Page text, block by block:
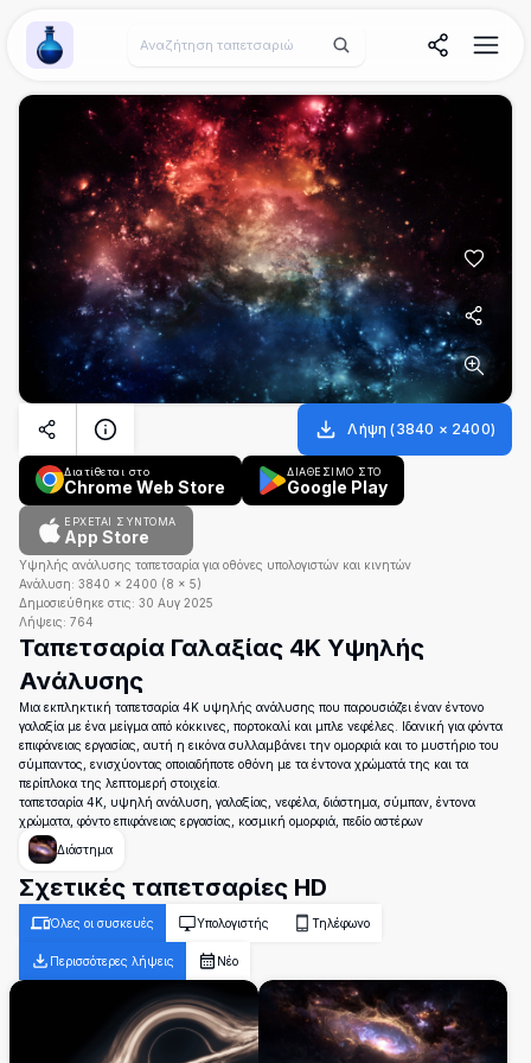
Wallpaper Alchemy
Λήψη (3840 × 2400)
Διατίθεται στο
Chrome Web Store
ΔΙΑΘΕΣΙΜΟ ΣΤΟ
Google Play
ΈΡΧΕΤΑΙ ΣΎΝΤΟΜΑ
App Store
Υψηλής ανάλυσης ταπετσαρία για οθόνες υπολογιστών και κινητών
Ανάλυση: 3840 × 2400 (8 × 5)
Δημοσιεύθηκε στις: 30 Αυγ 2025
Λήψεις: 764
Ταπετσαρία Γαλαξίας 4K Υψηλής
Ανάλυσης
Μια εκπληκτική ταπετσαρία 4K υψηλής ανάλυσης που παρουσιάζει έναν έντονο
γαλαξία με ένα μείγμα από κόκκινες, πορτοκαλί και μπλε νεφέλες. Ιδανική για φόντα
επιφάνειας εργασίας, αυτή η εικόνα συλλαμβάνει την ομορφιά και το μυστήριο του
σύμπαντος, ενισχύοντας οποιαδήποτε οθόνη με τα έντονα χρώματά της και τα
περίπλοκα της λεπτομερή στοιχεία.
ταπετσαρία 4K, υψηλή ανάλυση, γαλαξίας, νεφέλα, διάστημα, σύμπαν, έντονα
χρώματα, φόντο επιφάνειας εργασίας, κοσμική ομορφιά, πεδίο αστέρων
Διάστημα
Σχετικές ταπετσαρίες HD
Όλες οι συσκευές Υπολογιστής Τηλέφωνο
Περισσότερες λήψεις Νέο